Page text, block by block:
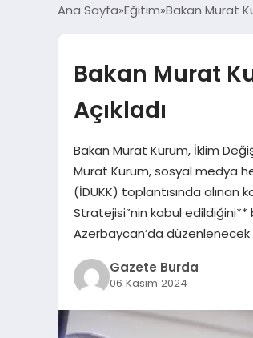
Ana Sayfa Eğitim Bakan Murat
Bakan Murat
Açıkladı
Bakan Murat Kurum, İklim
Murat Kurum, sosyal medya
(İDUKK) toplantısında alınan
Stratejisi”nin kabul edildiğini**
Azerbaycan’da düzenlenecek
Gazete Burda
06 Kasım 2024